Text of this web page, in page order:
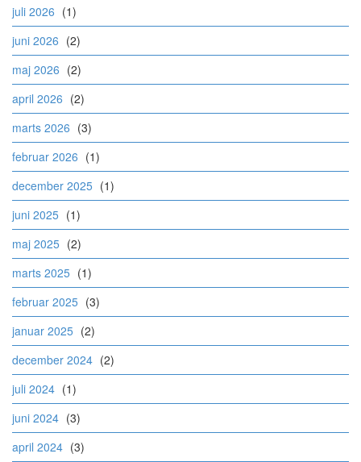
juli 2026 (1)
juni 2026 (2)
maj 2026 (2)
april 2026 (2)
marts 2026 (3)
februar 2026 (1)
december 2025 (1)
juni 2025 (1)
maj 2025 (2)
marts 2025 (1)
februar 2025 (3)
januar 2025 (2)
december 2024 (2)
juli 2024 (1)
juni 2024 (3)
april 2024 (3)